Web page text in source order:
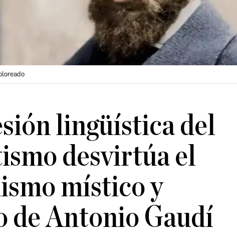
lingüística del
desvirtúa el
místico y
de Antonio Gaudí